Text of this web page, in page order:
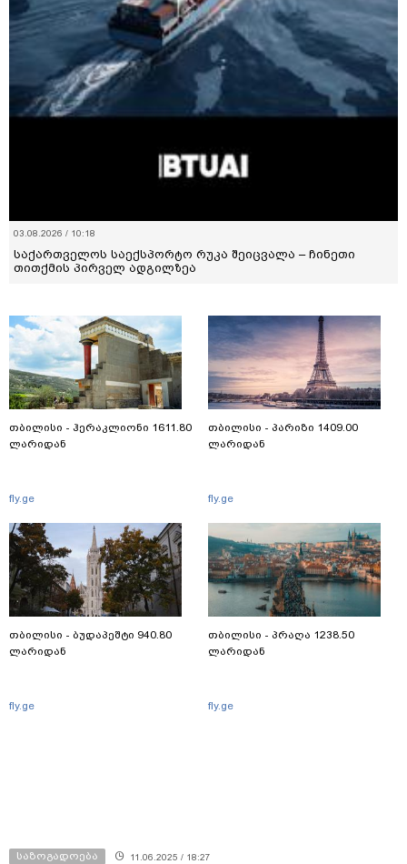
03.08.2026 / 10:18
საქართველოს საექსპორტო რუკა შეიცვალა – ჩინეთი
თითქმის პირველ ადგილზეა
თბილისი - ჰერაკლიონი 1611.80
ლარიდან
fly.ge
თბილისი - ბუდაპეშტი 940.80
ლარიდან
fly.ge
თბილისი - პარიზი 1409.00
ლარიდან
fly.ge
თბილისი - პრაღა 1238.50
ლარიდან
fly.ge
საზოგადოება 11.06.2025 / 18:27